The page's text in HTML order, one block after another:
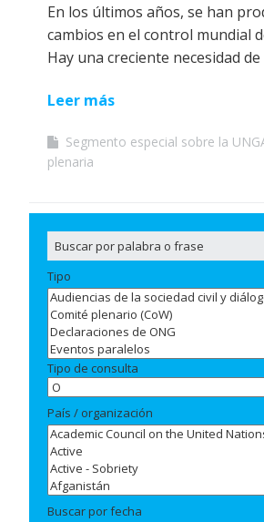
En los últimos años, se han
cambios en el control mundial
Hay una creciente necesidad
Leer más
Segmento especial sobre la
plenaria
Tipo
Tipo de consulta
País / organización
Buscar por fecha